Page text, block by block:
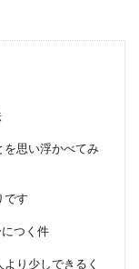
を思い浮かべてみ
です
つく件
り少しできるく